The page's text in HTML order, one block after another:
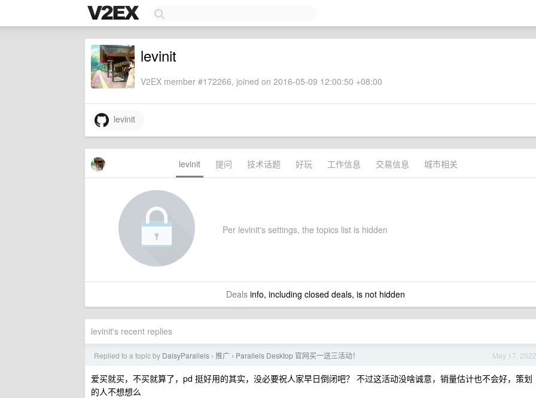
levinit
V2EX member #172266, joined on 2016-05-09 12:00:50 +08:00
levinit
levinit 提问 技术话题 好玩 工作信息 交易信息 城市相关
Per levinit's settings, the topics list is hidden
Dealsinfo, including closed deals, is not hidden
levinit's recent replies
May 17, 2022
Replied to a topic by DaisyParallels › 推广 › Parallels Desktop 官网买一送三活动！
爱买就买，不买就算了，pd 挺好用的其实，没必要祝人家早日倒闭吧？ 不过这活动没啥诚意，销量估计也不会好，策划
的人不想想么